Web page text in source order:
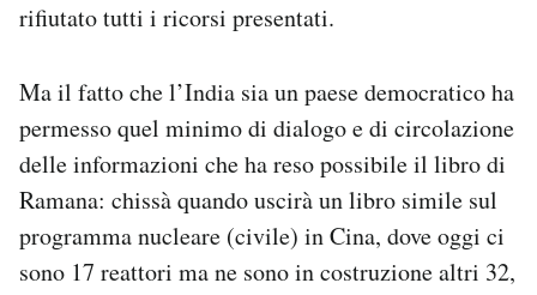
rifiutato tutti i ricorsi presentati.
Ma il fatto che l’India sia un paese democratico ha
permesso quel minimo di dialogo e di circolazione
delle informazioni che ha reso possibile il libro di
Ramana: chissà quando uscirà un libro simile sul
programma nucleare (civile) in Cina, dove oggi ci
sono 17 reattori ma ne sono in costruzione altri 32,